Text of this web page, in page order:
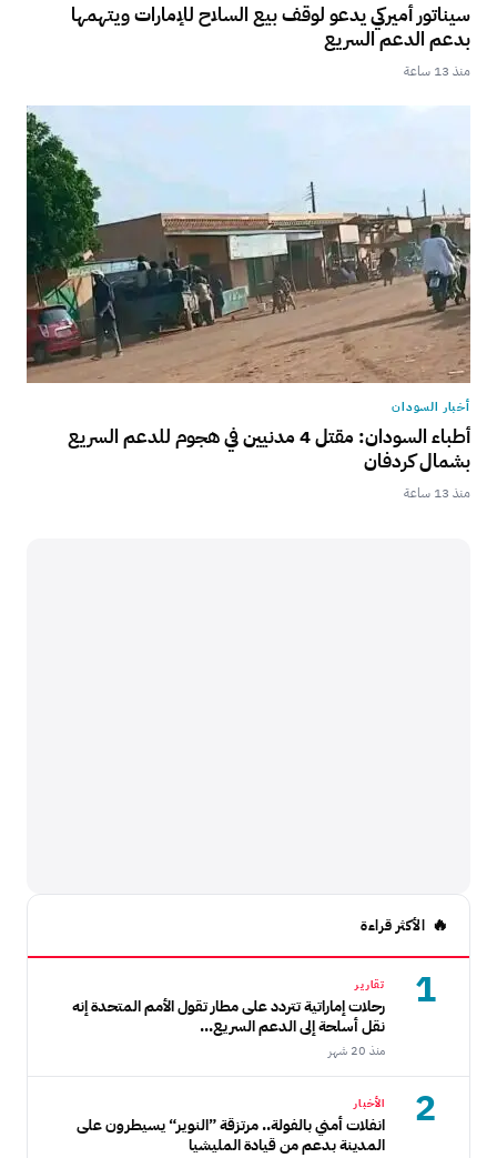
سيناتور أميركي يدعو لوقف بيع السلاح للإمارات ويتهمها
بدعم الدعم السريع
منذ 13 ساعة
أخبار السودان
أطباء السودان: مقتل 4 مدنيين في هجوم للدعم السريع
بشمال كردفان
منذ 13 ساعة
الأكثر قراءة
1 تقارير
رحلات إماراتية تتردد على مطار تقول الأمم المتحدة إنه
نقل أسلحة إلى الدعم السريع...
منذ 20 شهر
2 الأخبار
انفلات أمني بالفولة.. مرتزقة ”النوير“ يسيطرون على
المدينة بدعم من قيادة المليشيا